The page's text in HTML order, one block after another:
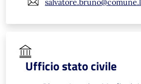
Ufficio stato civile